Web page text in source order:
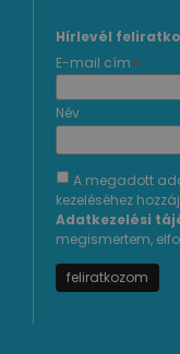
Hírlevél
E-mail cím*
Név
A megadott
kezeléséhez
Adatkezelési
megismertem,